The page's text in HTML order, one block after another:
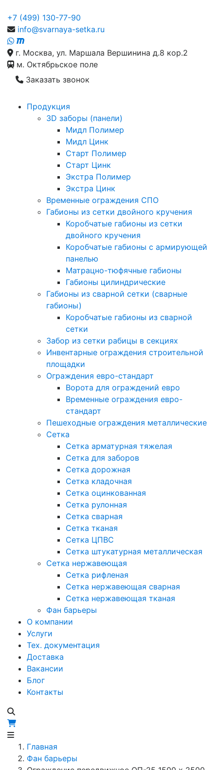
+7 (499) 130-77-90
info@svarnaya-setka.ru
г. Москва, ул. Маршала Вершинина д.8 кор.2
м. Октябрьское поле
Заказать звонок
Продукция
3D заборы (панели)
Мидл Полимер
Мидл Цинк
Старт Полимер
Старт Цинк
Экстра Полимер
Экстра Цинк
Временные ограждения СПО
Габионы из сетки двойного кручения
Коробчатые габионы из сетки
двойного кручения
Коробчатые габионы с армирующей
панелью
Матрацно-тюфячные габионы
Габионы цилиндрические
Габионы из сварной сетки (сварные
габионы)
Коробчатые габионы из сварной
сетки
Забор из сетки рабицы в секциях
Инвентарные ограждения строительной
площадки
Ограждения евро-стандарт
Ворота для ограждений евро
Временные ограждения евро-
стандарт
Пешеходные ограждения металлические
Сетка
Сетка арматурная тяжелая
Сетка для заборов
Сетка дорожная
Сетка кладочная
Сетка оцинкованная
Сетка рулонная
Сетка сварная
Сетка тканая
Сетка ЦПВС
Сетка штукатурная металлическая
Сетка нержавеющая
Сетка рифленая
Сетка нержавеющая сварная
Сетка нержавеющая тканая
Фан барьеры
О компании
Услуги
Тех. документация
Доставка
Вакансии
Блог
Контакты
Главная
Фан барьеры